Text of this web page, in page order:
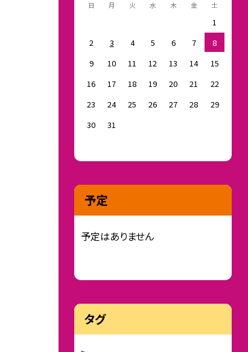
日 月 火 水 木 金 土
1
2
3 4 5 6 7
8
9
10 11 12 13 14
15
16
17 18 19 20 21
22
23
24 25 26 27 28
29
30
31
予定
予定はありません
タグ